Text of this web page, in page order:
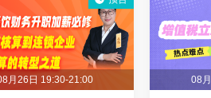
月26日 19:30-21:00 08